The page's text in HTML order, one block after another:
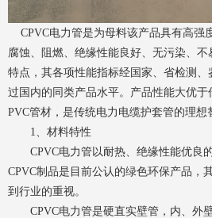
CPVC电力管是为母料该产品具有高强
腐蚀、阻燃、绝缘性能良好、无污染、
特点，其各项性能指标经国家、省检测、
过国内的同类产品水平。产品性能大优于
PVC管材，是传统电力电缆护套管的理想
1、材料特性
CPVC电力管以耐热、绝缘性能优良的
CPVC制品是目前公认的绿色环保产品，
到行业的重视。
CPVC电力管是硬直实壁管，内、外壁